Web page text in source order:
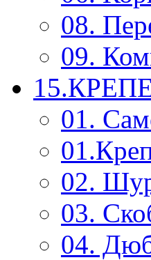
08.
09.
01.
02.
03.
04.